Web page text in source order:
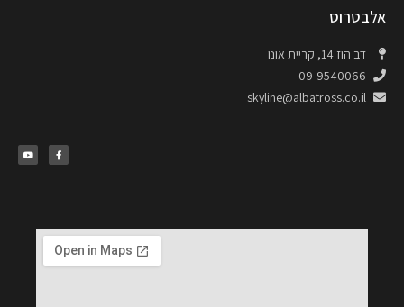
אלבטרוס
דב הוז 14, קריית אונו
09-9540066
skyline@albatross.co.il